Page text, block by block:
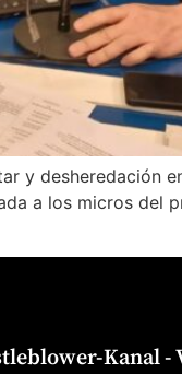
y desheredación
a los micros
Kanal -